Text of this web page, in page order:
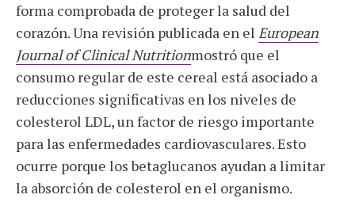
forma comprobada de proteger la salud del
corazón. Una revisión publicada en el European
Journal of Clinical Nutritionmostró que el
consumo regular de este cereal está asociado a
reducciones significativas en los niveles de
colesterol LDL, un factor de riesgo importante
para las enfermedades cardiovasculares. Esto
ocurre porque los betaglucanos ayudan a limitar
la absorción de colesterol en el organismo.